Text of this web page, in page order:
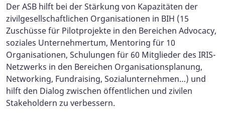
Der ASB hilft bei der Stärkung von Kapazitäten der
zivilgesellschaftlichen Organisationen in BIH (15
Zuschüsse für Pilotprojekte in den Bereichen Advocacy,
soziales Unternehmertum, Mentoring für 10
Organisationen, Schulungen für 60 Mitglieder des IRIS-
Netzwerks in den Bereichen Organisationsplanung,
Networking, Fundraising, Sozialunternehmen…) und
hilft den Dialog zwischen öffentlichen und zivilen
Stakeholdern zu verbessern.